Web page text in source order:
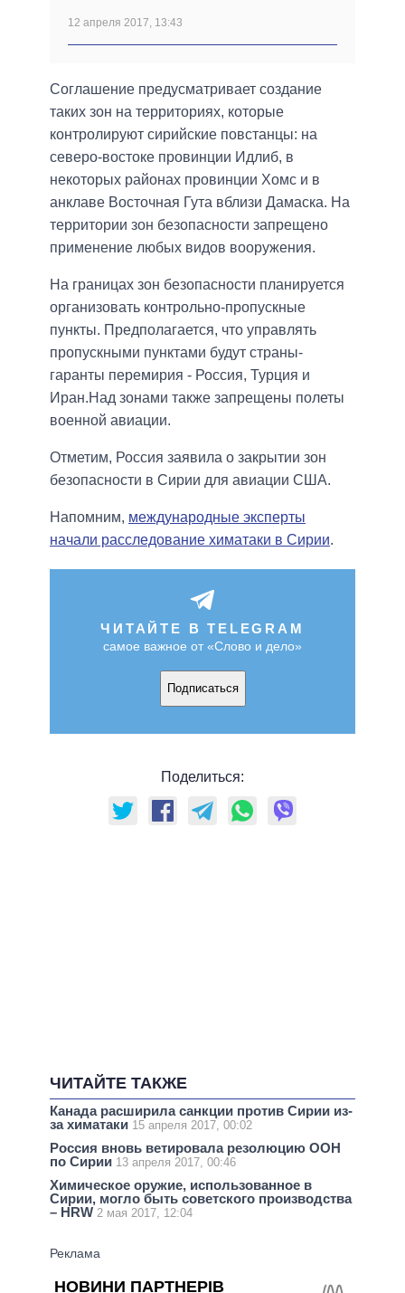
12 апреля 2017, 13:43
Соглашение предусматривает создание
таких зон на территориях, которые
контролируют сирийские повстанцы: на
северо-востоке провинции Идлиб, в
некоторых районах провинции Хомс и в
анклаве Восточная Гута вблизи Дамаска. На
территории зон безопасности запрещено
применение любых видов вооружения.
На границах зон безопасности планируется
организовать контрольно-пропускные
пункты. Предполагается, что управлять
пропускными пунктами будут страны-
гаранты перемирия - Россия, Турция и
Иран.Над зонами также запрещены полеты
военной авиации.
Отметим, Россия заявила о закрытии зон
безопасности в Сирии для авиации США.
Напомним, международные эксперты
начали расследование химатаки в Сирии.
ЧИТАЙТЕ В TELEGRAM
самое важное от «Слово и дело»
Подписаться
Поделиться:
ЧИТАЙТЕ ТАКЖЕ
Канада расширила санкции против Сирии из-
за химатаки 15 апреля 2017, 00:02
Россия вновь ветировала резолюцию ООН
по Сирии 13 апреля 2017, 00:46
Химическое оружие, использованное в
Сирии, могло быть советского производства
– HRW 2 мая 2017, 12:04